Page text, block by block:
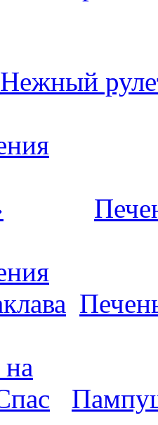
Нежный